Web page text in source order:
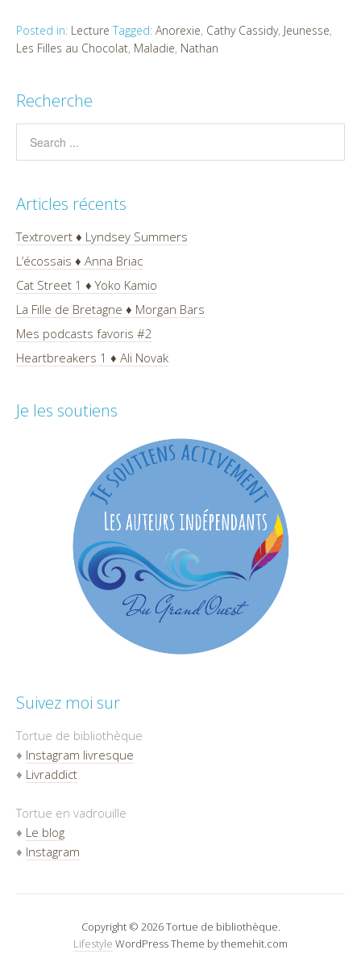
Posted in: Lecture Tagged: Anorexie, Cathy Cassidy, Jeunesse,
Les Filles au Chocolat, Maladie, Nathan
Recherche
Articles récents
Textrovert ♦ Lyndsey Summers
L’écossais ♦ Anna Briac
Cat Street 1 ♦ Yoko Kamio
La Fille de Bretagne ♦ Morgan Bars
Mes podcasts favoris #2
Heartbreakers 1 ♦ Ali Novak
Je les soutiens
Suivez moi sur
Tortue de bibliothèque
♦ Instagram livresque
♦ Livraddict
Tortue en vadrouille
♦ Le blog
♦ Instagram
Copyright © 2026 Tortue de bibliothèque.
Lifestyle WordPress Theme by themehit.com